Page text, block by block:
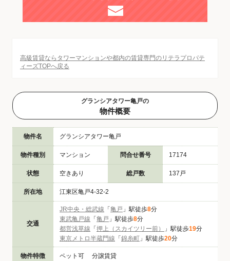
高級賃貸ならタワーマンションや都内の賃貸専門のリテラプロパテ
ィーズTOPへ戻る
グランシアタワー亀戸の
物件概要
物件名 グランシアタワー亀戸
物件種別 マンション 問合せ番号 17174
状態 空きあり 総戸数 137戸
所在地 江東区亀戸4-32-2
交通
JR中央・総武線 「 亀戸 」駅徒歩8分
東武亀戸線 「 亀戸 」駅徒歩8分
都営浅草線 「 押上（スカイツリー前） 」駅徒歩19分
東京メトロ半蔵門線 「 錦糸町 」駅徒歩20分
物件特徴 ペット可 分譲賃貸